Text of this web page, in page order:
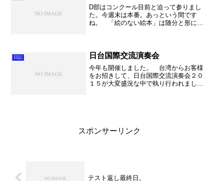
D部はコンクール目前と迫って参りまし
た。今週末は本番。あっという間です
ね。 「絵のない絵本」は随分と形にな
当に楽しみです。本番は田村先...
日記 日台国際交流演奏会
今年も開催しました。 台湾からお客様
をお招きして、日台国際交流演奏会２０
１５が大変盛況な中で執り行われまし
スポンサーリンク
テスト返し最終日。